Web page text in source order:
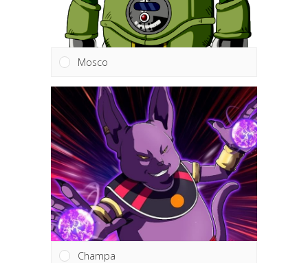
Mosco
Champa